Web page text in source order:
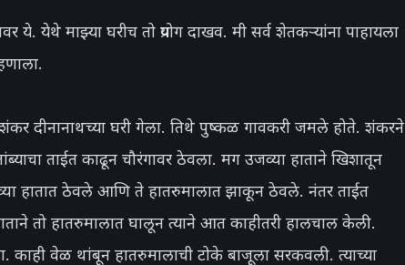
ये. येथे माझ्या घरीच तो प्रयोग दाखव. मी सर्व शेतकऱ्यांना पाहायला
शंकर दीनानाथच्या घरी गेला. तिथे पुष्कळ गावकरी जमले होते. शंकरने
ताईत काढून चौरंगावर ठेवला. मग उजव्या हाताने खिशातून
हातात ठेवले आणि ते हातरुमालात झाकून ठेवले. नंतर ताईत
तो हातरुमालात घालून त्याने आत काहीतरी हालचाल केली.
काही वेळ थांबून हातरुमालाची टोके बाजूला सरकवली. त्याच्या